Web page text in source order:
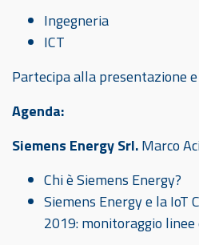
Ingegneria
ICT
Partecipa alla presentazione
Agenda:
Siemens Energy Srl.Marco
Chi è Siemens Energy?
Siemens Energy e la IoT
2019: monitoraggio